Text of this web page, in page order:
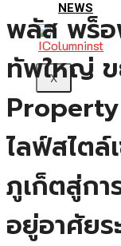
NEWS
X
พลัส พร็อ
ทัพใหญ่ ข
ไลฟ์สไต
ภูเก็ตสู่กา
อยู่อาศัย